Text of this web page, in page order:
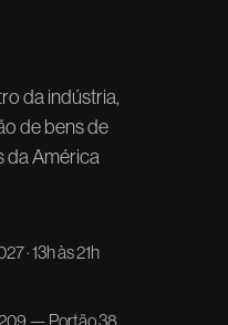
da indústria,
de bens de
da América
· 13h às 21h
— Portão 38